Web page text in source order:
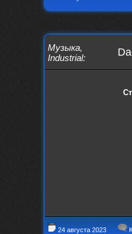
Музыка,
Industrial:
24 августа 2023